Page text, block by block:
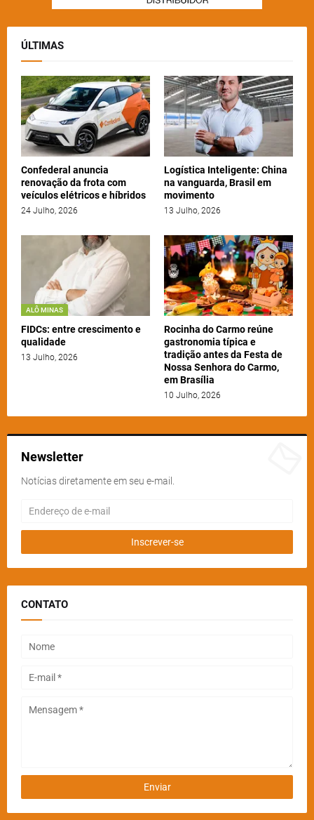
ÚLTIMAS
Confederal anuncia
renovação da frota com
veículos elétricos e híbridos
24 Julho, 2026
Logística Inteligente: China
na vanguarda, Brasil em
movimento
13 Julho, 2026
ALÔ MINAS
FIDCs: entre crescimento e
qualidade
13 Julho, 2026
Rocinha do Carmo reúne
gastronomia típica e
tradição antes da Festa de
Nossa Senhora do Carmo,
em Brasília
10 Julho, 2026
Newsletter
Notícias diretamente em seu e-mail.
CONTATO